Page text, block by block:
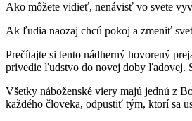
Ako môžete vidieť, nenávisť vo svete
Ak ľudia naozaj chcú pokoj a zmeniť
Prečítajte si tento nádherný hovorený
privedie ľudstvo do novej doby ľadovej.
Všetky náboženské viery majú jednú z
každého človeka, odpustiť tým, ktorí sa